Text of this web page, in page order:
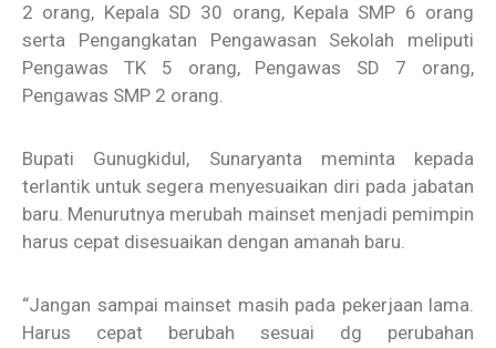
2 orang, Kepala SD 30 orang, Kepala SMP 6 orang
serta Pengangkatan Pengawasan Sekolah meliputi
Pengawas TK 5 orang, Pengawas SD 7 orang,
Pengawas SMP 2 orang.
Bupati Gunugkidul, Sunaryanta meminta kepada
terlantik untuk segera menyesuaikan diri pada jabatan
baru. Menurutnya merubah mainset menjadi pemimpin
harus cepat disesuaikan dengan amanah baru.
“Jangan sampai mainset masih pada pekerjaan lama.
Harus cepat berubah sesuai dg perubahan